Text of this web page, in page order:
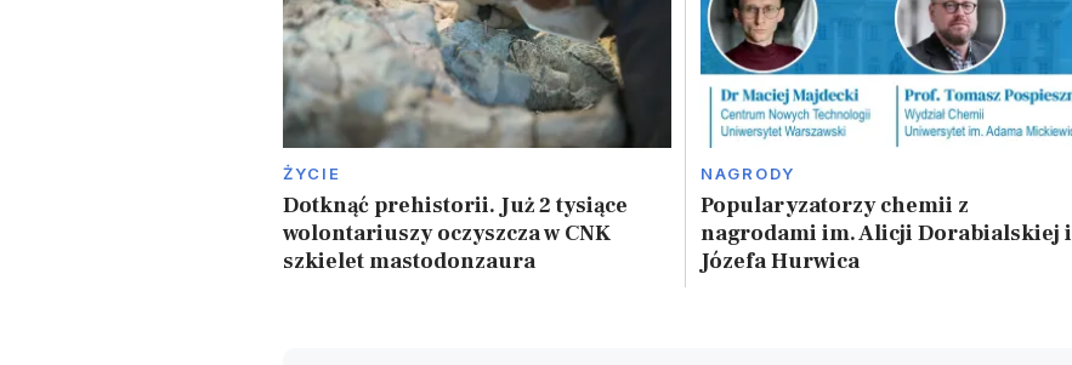
ŻYCIE
Dotknąć prehistorii. Już 2 tysiące
wolontariuszy oczyszcza w CNK
szkielet mastodonzaura
NAGRODY
Popularyzatorzy chemii z
nagrodami im. Alicji Dorabialskiej i
Józefa Hurwica